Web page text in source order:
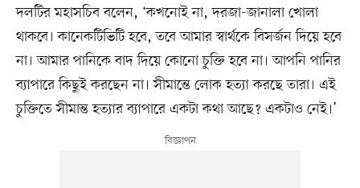
দলটির মহাসচিব বলেন, ‘কখনোই না, দরজা-জানালা খোলা
থাকবে। কানেকটিভিটি হবে, তবে আমার স্বার্থকে বিসর্জন দিয়ে হবে
না। আমার পানিকে বাদ দিয়ে কোনো চুক্তি হবে না। আপনি পানির
ব্যাপারে কিছুই করছেন না। সীমান্তে লোক হত্যা করছে তারা। এই
চুক্তিতে সীমান্ত হত্যার ব্যাপারে একটা কথা আছে? একটাও নেই।’